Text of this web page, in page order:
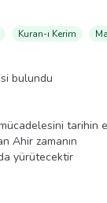
Kuran-ı Kerim
bulundu
tarihin
Ahir zamanın
yürütecektir